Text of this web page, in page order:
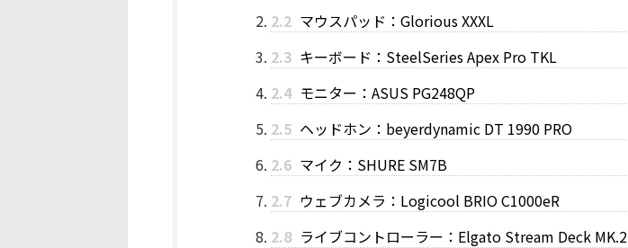
2.2 マウスパッド：Glorious XXXL
2.3 キーボード：SteelSeries Apex Pro TKL
2.4 モニター：ASUS PG248QP
2.5 ヘッドホン：beyerdynamic DT 1990 PRO
2.6 マイク：SHURE SM7B
2.7 ウェブカメラ：Logicool BRIO C1000eR
2.8 ライブコントローラー：Elgato Stream Deck MK.2